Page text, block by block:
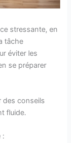
stressante, en
tâche
éviter les
se préparer
des conseils
fluide.
: